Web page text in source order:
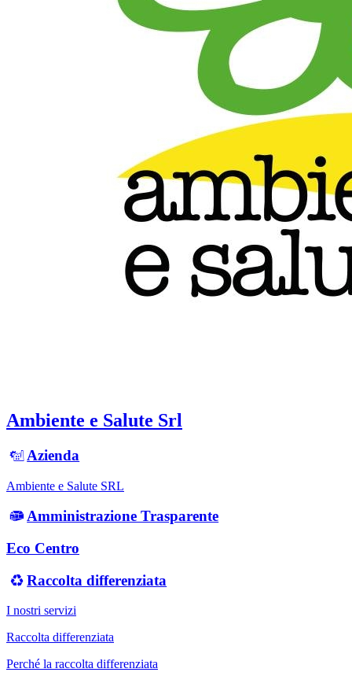
Ambiente e Salute Srl
Azienda
Ambiente e Salute SRL
Amministrazione Trasparente
Eco Centro
Raccolta differenziata
I nostri servizi
Raccolta differenziata
Perché la raccolta differenziata